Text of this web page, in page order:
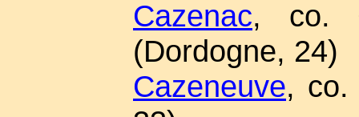
Cazenac, co.
(Dordogne, 24)
Cazeneuve, co.